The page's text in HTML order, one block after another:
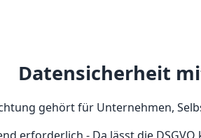
Datensicherheit
gehört für Unternehmen,